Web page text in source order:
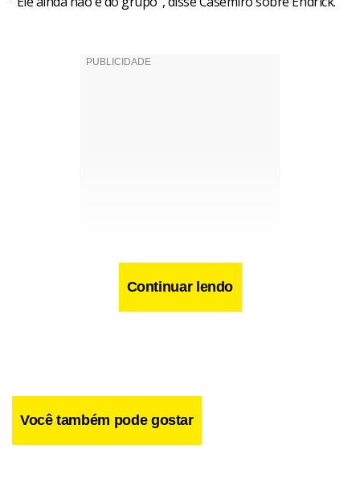
existe, sim, uma patota na seleção brasileira. E para entrar
Continuar lendo
Você também pode gostar